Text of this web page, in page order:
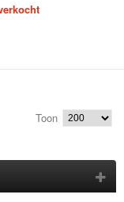
Toon